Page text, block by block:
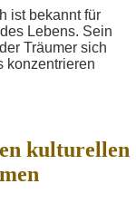
ist bekannt für
Lebens. Sein
Träumer sich
konzentrieren
kulturellen